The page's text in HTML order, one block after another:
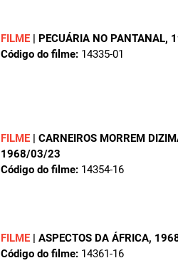
FILME | PECUÁRIA NO PANTANAL,
Código do filme: 14335-01
FILME | CARNEIROS MORREM
1968/03/23
Código do filme: 14354-16
FILME | ASPECTOS DA ÁFRICA,
Código do filme: 14361-16